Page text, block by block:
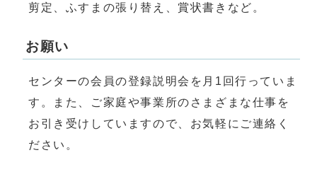
剪定、ふすまの張り替え、賞状書きなど。
お願い
センターの会員の登録説明会を月1回行っていま
す。また、ご家庭や事業所のさまざまな仕事を
お引き受けしていますので、お気軽にご連絡く
ださい。